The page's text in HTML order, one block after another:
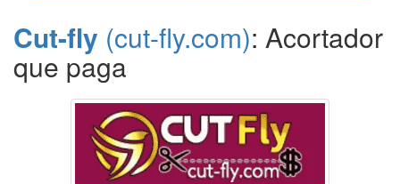
Cut-fly (cut-fly.com): Acortador
que paga